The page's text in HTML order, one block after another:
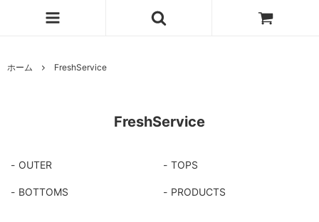
ホーム FreshService
FreshService
OUTER TOPS
BOTTOMS PRODUCTS